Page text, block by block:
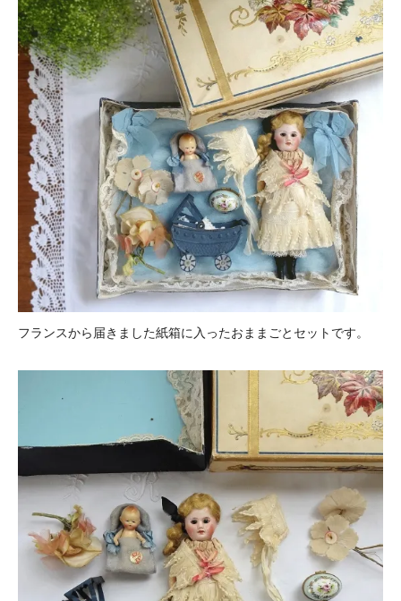
フランスから届きました紙箱に入ったおままごとセットです。